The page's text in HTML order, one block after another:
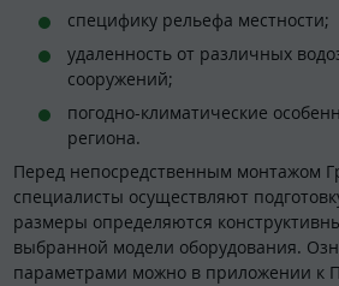
специфику рельефа местности;
удаленность от различных
сооружений;
погодно-климатические
региона.
Перед непосредственным монтажом
специалисты осуществляют
размеры определяются
выбранной модели оборудования.
параметрами можно в приложении к